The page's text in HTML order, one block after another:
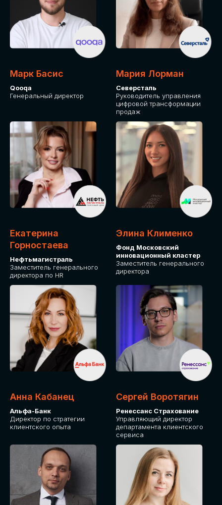
Марк Басис
Qooqa
Генеральный директор
Мария Лорман
Северсталь
Руководитель управления
цифровой трансформации
продаж
Екатерина
Горностаева
Нефтьмагистраль
Заместитель генерального
директора по HR
Элина Клименко
Фонд Московский
инновационный кластер
Заместитель генерального
директора
Анна Кабанец
Альфа-Банк
Директор по стратегии
клиентского опыта
Сергей Воротягин
Ренессанс Страхование
Управляющий директор
департамента клиентского
сервиса
Приглашаем стать партнером GLOBAL
TECH FORUM и презентовать ваши
решения целевой аудитории. Будем
рады сотрудничеству!
СТАНЬТЕ
ЭКСПОНЕНТОМ
ПОДАТЬ ЗАЯВКУ
IT Solutions for Business
СТОИМОСТЬ
УЧАСТИЯ